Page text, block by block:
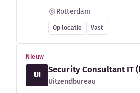
Rotterdam
Op locatie Vast
Nieuw
UI
Security Consultant IT
Uitzendbureau